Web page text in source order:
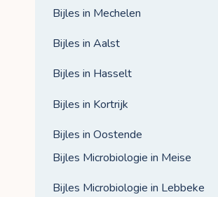
Bijles in Mechelen
Bijles in Aalst
Bijles in Hasselt
Bijles in Kortrijk
Bijles in Oostende
Bijles Microbiologie in Meise
Bijles Microbiologie in Lebbeke